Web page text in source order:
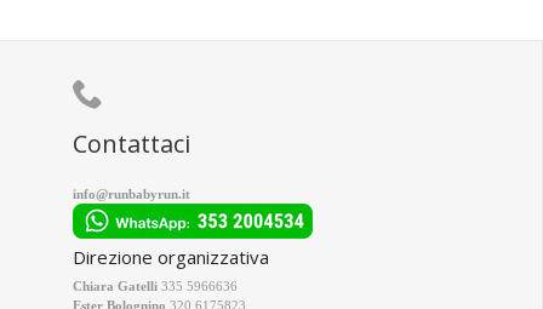

Contattaci
info@runbabyrun.it
Direzione organizzativa
Chiara Gatelli 335 5966636
Ester Bolognino 320 6175823